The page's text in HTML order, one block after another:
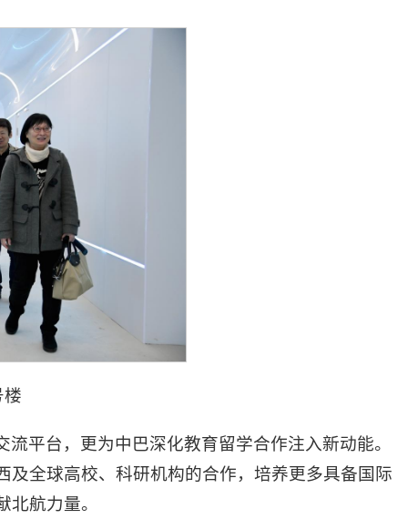
楼
平台，更为中巴深化教育留学合作注入新动能。
全球高校、科研机构的合作，培养更多具备国际
航力量。